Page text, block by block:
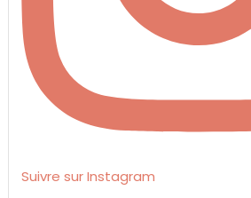
Suivre sur Instagram